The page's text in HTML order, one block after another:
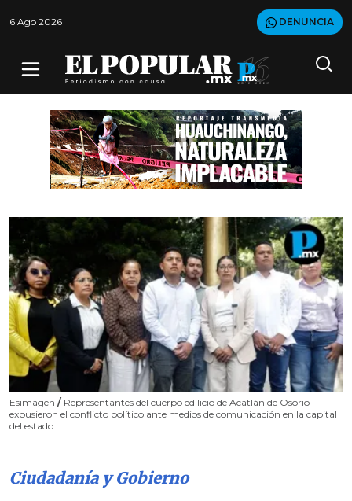
6 Ago 2026 DENUNCIA
Esimagen / Representantes del cuerpo edilicio de Acatlán de Osorio
expusieron el conflicto político ante medios de comunicación en la capital
del estado.
Ciudadanía y Gobierno